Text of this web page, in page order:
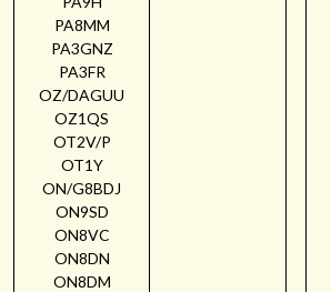
PA8MM
PA3GNZ
PA3FR
OZ/DAGUU
OZ1QS
OT2V/P
OT1Y
ON/G8BDJ
ON9SD
ON8VC
ON8DN
ON8DM